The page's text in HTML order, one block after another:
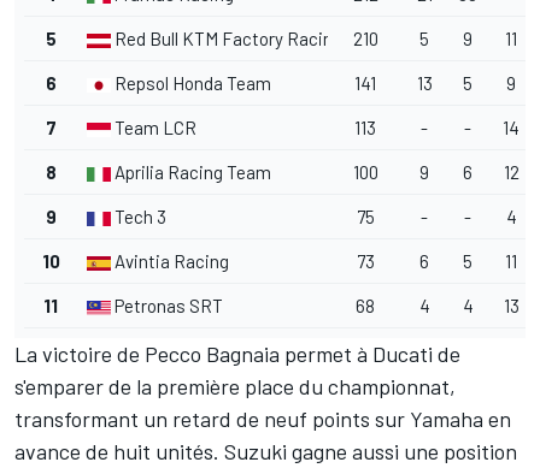
5 Red Bull KTM Factory Racing 210 5 9 11
6 Repsol Honda Team 141 13 5 9
7 Team LCR 113 - - 14
8 Aprilia Racing Team 100 9 6 12
9 Tech 3 75 - - 4
10 Avintia Racing 73 6 5 11
11 Petronas SRT 68 4 4 13
La victoire de Pecco Bagnaia permet à Ducati de
s'emparer de la première place du championnat,
transformant un retard de neuf points sur Yamaha en
avance de huit unités. Suzuki gagne aussi une position